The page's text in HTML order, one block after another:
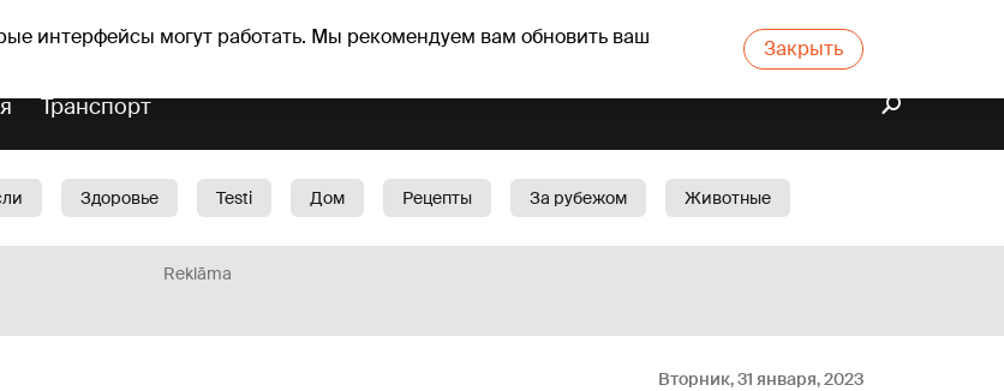
интерфейсы могут работать. Мы рекомендуем вам обновить ваш
Закрыть
Гороскопы
Транспорт
Здоровье Testi Дом Рецепты За рубежом
Животные
Reklāma
Вторник, 31 января, 2023